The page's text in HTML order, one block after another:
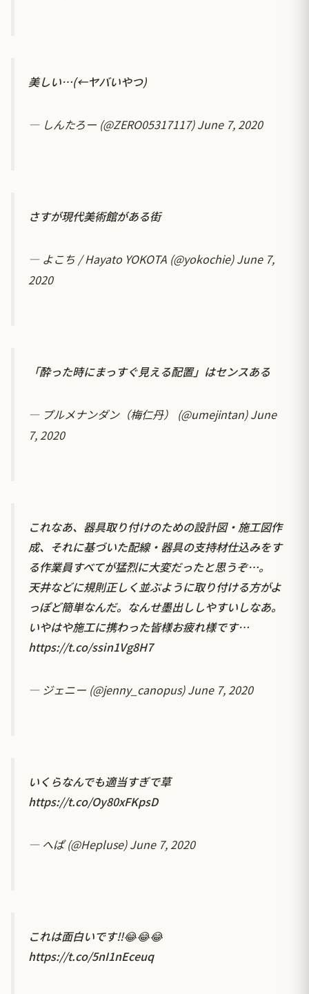
美しい…(←ヤバいやつ)
— しんたろー (@ZERO05317117)June 7, 2020
さすが現代美術館がある街
— よこち / Hayato YOKOTA (@yokochie)June 7,
2020
「酔った時にまっすぐ見える配置」はセンスある
— プルメナンダン（梅仁丹） (@umejintan)June
7, 2020
これなあ、器具取り付けのための設計図・施工図作
成、それに基づいた配線・器具の支持材仕込みをす
る作業員すべてが猛烈に大変だったと思うぞ…。
天井などに規則正しく並ぶように取り付ける方がよ
っぽど簡単なんだ。なんせ墨出ししやすいしなあ。
いやはや施工に携わった皆様お疲れ様です…
https://t.co/ssin1Vg8H7
— ジェニー (@jenny_canopus)June 7, 2020
いくらなんでも適当すぎで草
https://t.co/Oy80xFKpsD
— へぱ (@Hepluse)June 7, 2020
これは面白いです‼😂😂😂
https://t.co/5nI1nEceuq